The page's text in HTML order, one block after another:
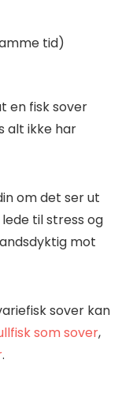
tid)
en fisk sover
alt ikke har
om det ser ut
til stress og
mot
sover kan
som sover,
.